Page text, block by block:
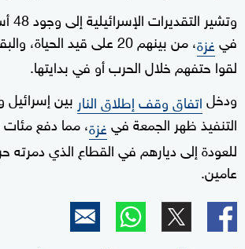
فيغزة
، من بينهم 20 على قيد
لقوا حتفهم خلال الحرب أو في بدايتها.
ودخلاتفاق وقف إطلاق النار بين
التنفيذ ظهر الجمعة فيغزة، مما دفع مئات
للعودة إلى ديارهم في القطاع الذي
عامين.